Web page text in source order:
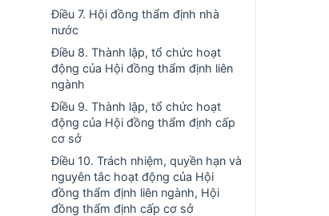
Điều 7. Hội đồng thẩm định nhà
nước
Điều 8. Thành lập, tổ chức hoạt
động của Hội đồng thẩm định liên
ngành
Điều 9. Thành lập, tổ chức hoạt
động của Hội đồng thẩm định cấp
cơ sở
Điều 10. Trách nhiệm, quyền hạn và
nguyên tắc hoạt động của Hội
đồng thẩm định liên ngành, Hội
đồng thẩm định cấp cơ sở